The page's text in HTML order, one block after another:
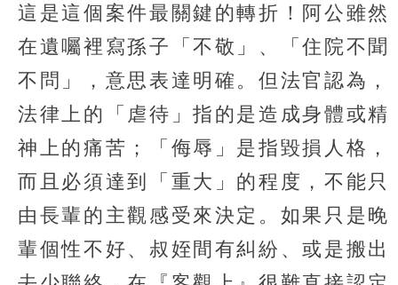
這是這個案件最關鍵的轉折！阿公雖然
在遺囑裡寫孫子「不敬」、「住院不聞
不問」，意思表達明確。但法官認為，
法律上的「虐待」指的是造成身體或精
神上的痛苦；「侮辱」是指毀損人格，
而且必須達到「重大」的程度，不能只
由長輩的主觀感受來決定。如果只是晚
輩個性不好、叔姪間有糾紛、或是搬出